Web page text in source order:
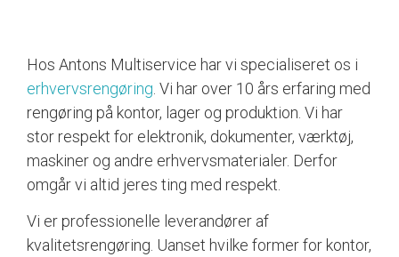
Hos Antons Multiservice har vi specialiseret os i
erhvervsrengøring . Vi har over 10 års erfaring med
rengøring på kontor, lager og produktion. Vi har
stor respekt for elektronik, dokumenter, værktøj,
maskiner og andre erhvervsmaterialer. Derfor
omgår vi altid jeres ting med respekt.
Vi er professionelle leverandører af
kvalitetsrengøring. Uanset hvilke former for kontor,